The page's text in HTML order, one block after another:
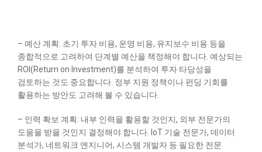
– 예산 계획: 초기 투자 비용, 운영 비용, 유지보수 비용 등을
종합적으로 고려하여 단계별 예산을 책정해야 합니다. 예상되는
ROI(Return on Investment)를 분석하여 투자 타당성을
검토하는 것도 중요합니다. 정부 지원 정책이나 펀딩 기회를
활용하는 방안도 고려해 볼 수 있습니다.
– 인력 확보 계획: 내부 인력을 활용할 것인지, 외부 전문가의
도움을 받을 것인지 결정해야 합니다. IoT 기술 전문가, 데이터
분석가, 네트워크 엔지니어, 시스템 개발자 등 필요한 전문